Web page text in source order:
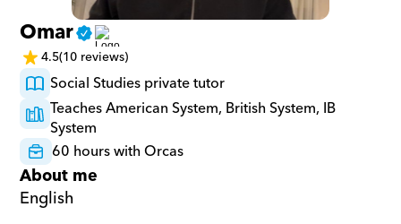
Omar
4.5(10 reviews)
Social Studies private tutor
Teaches American System, British System, IB
System
60 hours with Orcas
About me
English